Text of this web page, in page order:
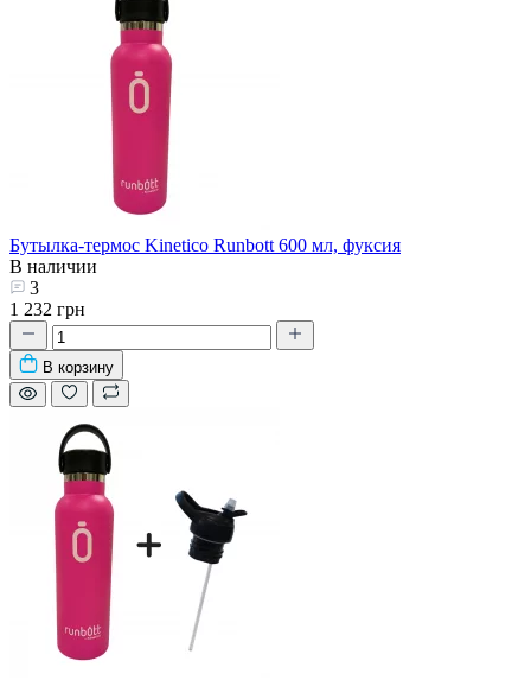
Бутылка-термос Kinetico Runbott 600 мл, фуксия
В наличии
3
1 232 грн
В корзину